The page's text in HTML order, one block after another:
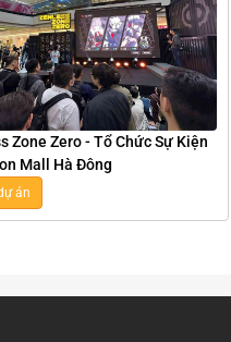
Zone Zero - Tổ Chức Sự Kiện
Mall Hà Đông
án